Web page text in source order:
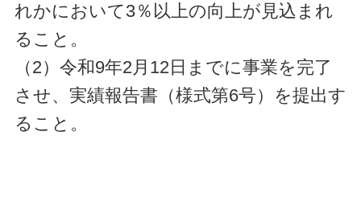
れかにおいて3％以上の向上が見込まれ
ること。
（2）令和9年2月12日までに事業を完了
させ、実績報告書（様式第6号）を提出す
ること。